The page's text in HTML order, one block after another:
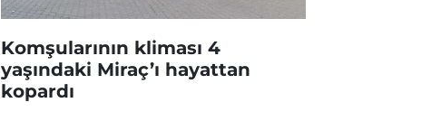
Komşularının kliması 4
yaşındaki Miraç’ı hayattan
kopardı